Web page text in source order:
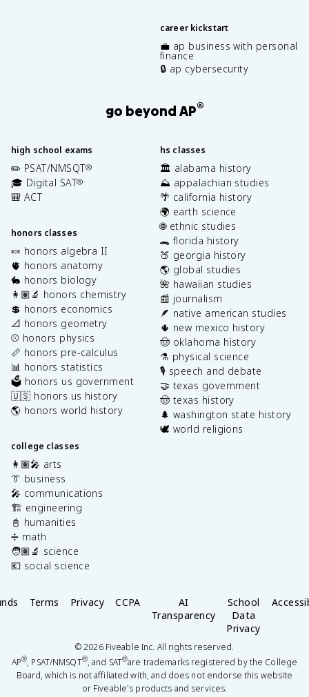
career kickstart
💼 ap business with personal
finance
🔒 ap cybersecurity
go beyond AP®
high school exams
✏️ PSAT/NMSQT®
🎓 Digital SAT®
🎒 ACT
honors classes
🍬 honors algebra II
🫀 honors anatomy
🐇 honors biology
👩🏽‍🔬 honors chemistry
💲 honors economics
📐 honors geometry
⚾️ honors physics
📏 honors pre-calculus
📊 honors statistics
🗳️ honors us government
🇺🇸 honors us history
🌎 honors world history
college classes
👩🏽‍🎤 arts
👔 business
🎤 communications
🏗️ engineering
📓 humanities
➗ math
🧑🏽‍🔬 science
💶 social science
hs classes
🏛️ alabama history
⛰️ appalachian studies
🌴 california history
🌍 earth science
🌐 ethnic studies
🐊 florida history
🍑 georgia history
🌎 global studies
🌺 hawaiian studies
📰 journalism
🪶 native american studies
🌵 new mexico history
🤠 oklahoma history
⚗️ physical science
🎙️ speech and debate
🤝 texas government
🤠 texas history
🌲 washington state history
🕊️ world religions
Terms Privacy CCPA
AI
Transparency
School
Data
Privacy
©2026Fiveable Inc. All rights reserved.
AP®, PSAT/NMSQT®, and SAT®are trademarks registered by the College
Board, which is not affiliated with, and does not endorse this website
or Fiveable's products and services.